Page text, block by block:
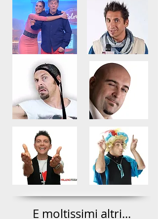
E moltissimi altri...